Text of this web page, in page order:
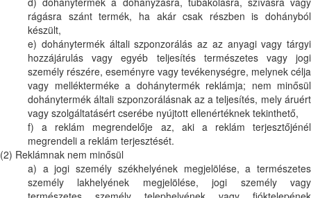
rágásra szánt termék, ha akár csak részben is dohányból
készült,
e) dohánytermék általi szponzorálás az az anyagi vagy tárgyi
hozzájárulás vagy egyéb teljesítés természetes vagy jogi
személy részére, eseményre vagy tevékenységre, melynek célja
vagy mellékterméke a dohánytermék reklámja; nem minősül
dohánytermék általi szponzorálásnak az a teljesítés, mely áruért
vagy szolgáltatásért cserébe nyújtott ellenértéknek tekinthető,
f) a reklám megrendelője az, aki a reklám terjesztőjénél
megrendeli a reklám terjesztését.
(2) Reklámnak nem minősül
a) a jogi személy székhelyének megjelölése, a természetes
személy lakhelyének megjelölése, jogi személy vagy